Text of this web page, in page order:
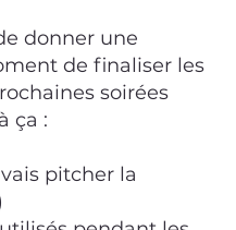
donner une
de finaliser les
soirées
ça :
pitcher la